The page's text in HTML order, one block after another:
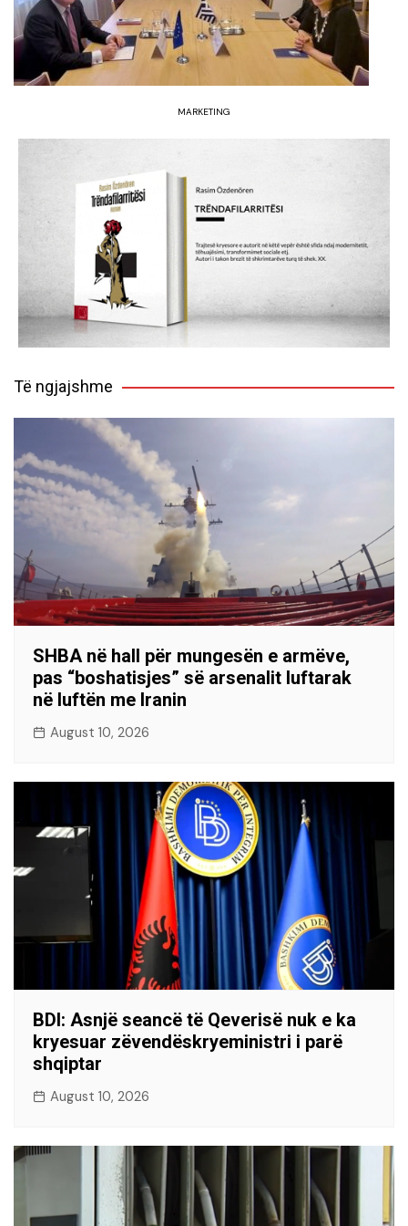
MARKETING
Të ngjajshme
SHBA në hall për mungesën e armëve,
pas “boshatisjes” së arsenalit luftarak
në luftën me Iranin
August 10, 2026
BDI: Asnjë seancë të Qeverisë nuk e ka
kryesuar zëvendëskryeministri i parë
shqiptar
August 10, 2026